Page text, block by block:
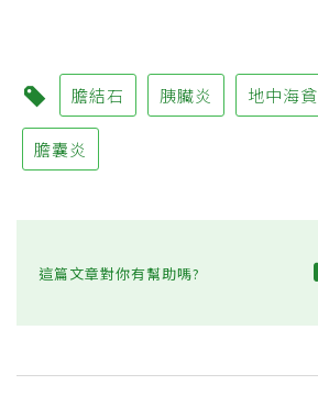
膽結石 胰臟炎 地中海
膽囊炎
這篇文章對你有幫助嗎?